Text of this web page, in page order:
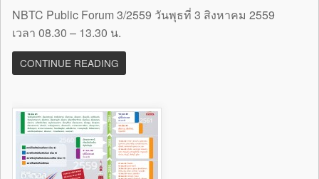
NBTC Public Forum 3/2559 วันพุธที่ 3 สิงหาคม 2559
เวลา 08.30 – 13.30 น.
CONTINUE READING